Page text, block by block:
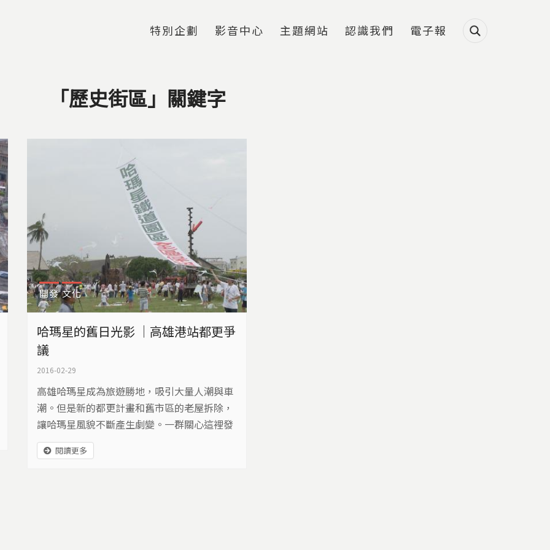
特別企劃 影音中心 主題網站 認識我們 電子報
「歷史街區」關鍵字
開發 文化
哈瑪星的舊日光影 ｜高雄港站都更爭
議
2016-02-29
高雄哈瑪星成為旅遊勝地，吸引大量人潮與車
潮。但是新的都更計畫和舊市區的老屋拆除，
讓哈瑪星風貌不斷產生劇變。一群關心這裡發
展的人士，展開守護行動，希望再現哈瑪星的
舊日光影…
閱讀更多